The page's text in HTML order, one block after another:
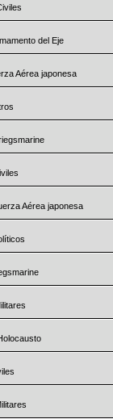
del Eje
Aérea japonesa
Aérea japonesa